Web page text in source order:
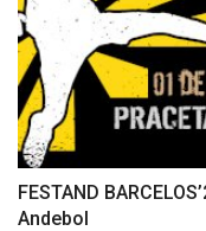
FESTAND
Andebol